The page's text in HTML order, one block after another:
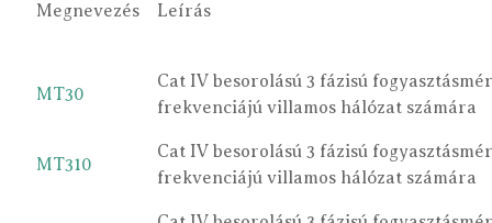
Megnevezés Leírás
MT30
Cat IV besorolású 3 fázisú
frekvenciájú villamos hálózat számára
MT310
Cat IV besorolású 3 fázisú
frekvenciájú villamos hálózat számára